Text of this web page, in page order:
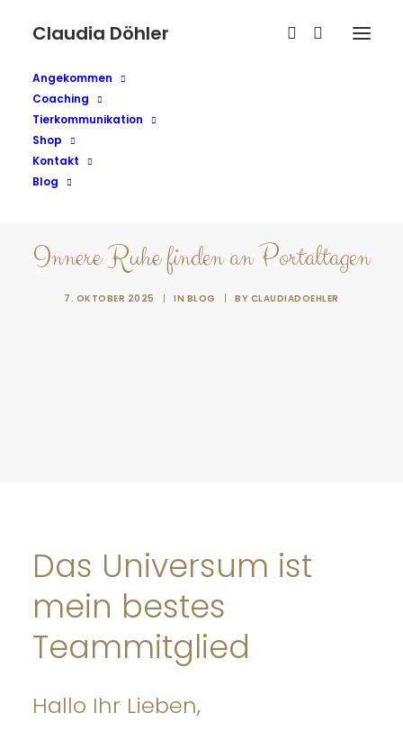
Claudia Döhler
Angekommen
Coaching
Tierkommunikation
Shop
Kontakt
Blog
Innere Ruhe finden an Portaltagen
7. OKTOBER 2025 | IN BLOG | BY CLAUDIADOEHLER
Das Universum ist
mein bestes
Teammitglied
Hallo Ihr Lieben,